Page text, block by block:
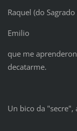
Raquel (do
Emilio
que me
decatarme.
Un bico da "secre",